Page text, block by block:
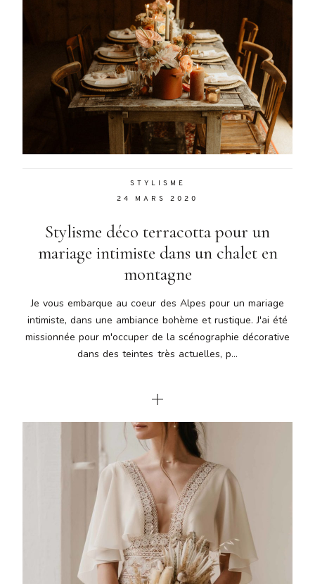
STYLISME
24 MARS 2020
Stylisme déco terracotta pour un
mariage intimiste dans un chalet en
montagne
Je vous embarque au coeur des Alpes pour un mariage
intimiste, dans une ambiance bohème et rustique. J'ai été
missionnée pour m'occuper de la scénographie décorative
dans des teintes très actuelles, p...